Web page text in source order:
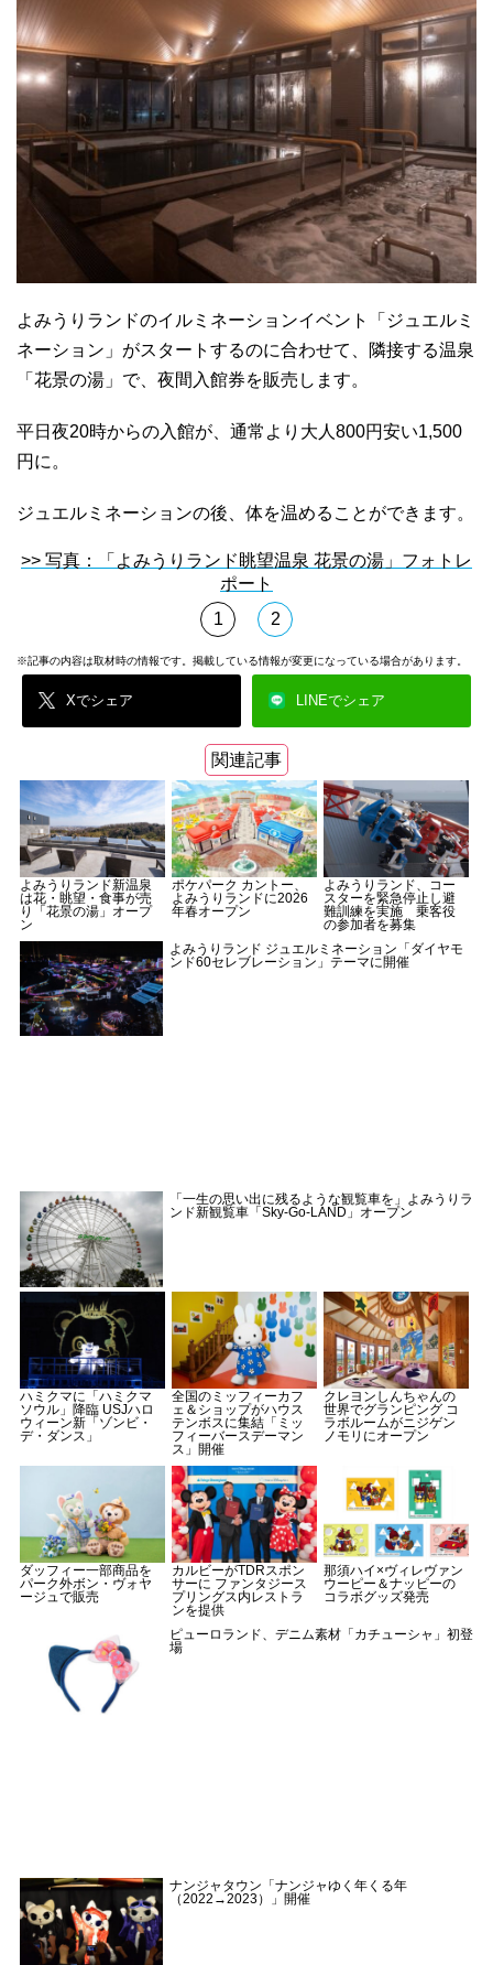
よみうりランドのイルミネーションイベント「ジュエルミ
ネーション」がスタートするのに合わせて、隣接する温泉
「花景の湯」で、夜間入館券を販売します。
平日夜20時からの入館が、通常より大人800円安い1,500
円に。
ジュエルミネーションの後、体を温めることができます。
>> 写真：「よみうりランド眺望温泉 花景の湯」フォトレ
ポート
1
2
※記事の内容は取材時の情報です。掲載している情報が変更になっている場合があります。
Xでシェア LINEでシェア
関連記事
よみうりランド新温泉
は花・眺望・食事が売
り「花景の湯」オープ
ン
ポケパーク カントー、
よみうりランドに2026
年春オープン
よみうりランド、コー
スターを緊急停止し避
難訓練を実施 乗客役
の参加者を募集
よみうりランド ジュエルミネーション「ダイヤモ
ンド60セレブレーション」テーマに開催
「一生の思い出に残るような観覧車を」よみうりラ
ンド新観覧車「Sky-Go-LAND」オープン
ハミクマに「ハミクマ
ソウル」降臨 USJハロ
ウィーン新「ゾンビ・
デ・ダンス」
全国のミッフィーカフ
ェ＆ショップがハウス
テンボスに集結「ミッ
フィーバースデーマン
ス」開催
クレヨンしんちゃんの
世界でグランピング コ
ラボルームがニジゲン
ノモリにオープン
ダッフィー一部商品を
パーク外ボン・ヴォヤ
ージュで販売
カルビーがTDRスポン
サーに ファンタジース
プリングス内レストラ
ンを提供
那須ハイ×ヴィレヴァン
ウーピー＆ナッピーの
コラボグッズ発売
ピューロランド、デニム素材「カチューシャ」初登
場
ナンジャタウン「ナンジャゆく年くる年
（2022→2023）」開催